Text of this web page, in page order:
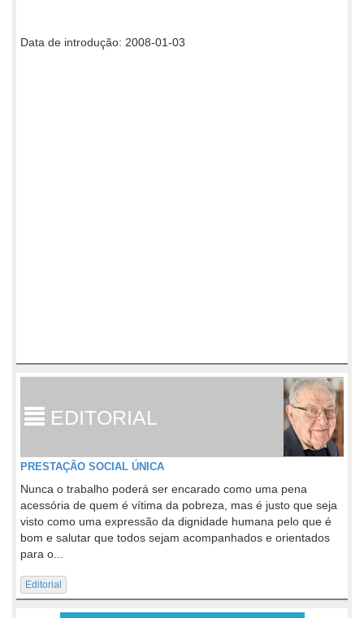
Data de introdução: 2008-01-03
EDITORIAL
PRESTAÇÃO SOCIAL ÚNICA
Nunca o trabalho poderá ser encarado como uma pena
acessória de quem é vítima da pobreza, mas é justo que seja
visto como uma expressão da dignidade humana pelo que é
bom e salutar que todos sejam acompanhados e orientados
para o...
Editorial